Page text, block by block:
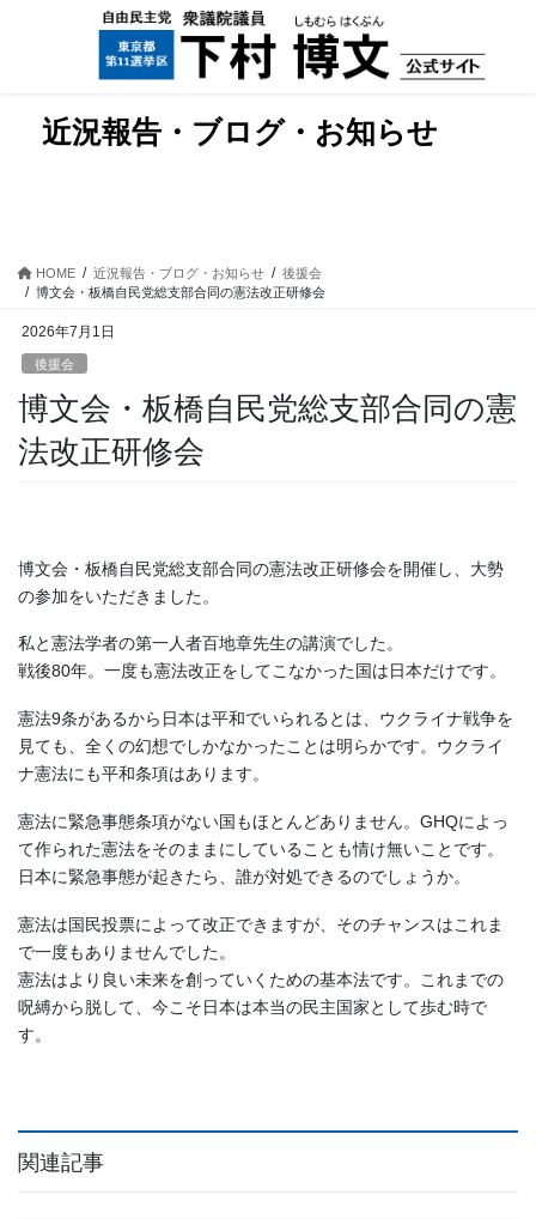
近況報告・ブログ・お知らせ
HOME 近況報告・ブログ・お知らせ
後援会
博文会・板橋自民党総支部合同の憲法改正研修会
2026年7月1日
後援会
博文会・板橋自民党総支部合同の憲
法改正研修会
博文会・板橋自民党総支部合同の憲法改正研修会を開催し、大勢
の参加をいただきました。
私と憲法学者の第一人者百地章先生の講演でした。
戦後80年。一度も憲法改正をしてこなかった国は日本だけです。
憲法9条があるから日本は平和でいられるとは、ウクライナ戦争を
見ても、全くの幻想でしかなかったことは明らかです。ウクライ
ナ憲法にも平和条項はあります。
憲法に緊急事態条項がない国もほとんどありません。GHQによっ
て作られた憲法をそのままにしていることも情け無いことです。
日本に緊急事態が起きたら、誰が対処できるのでしょうか。
憲法は国民投票によって改正できますが、そのチャンスはこれま
で一度もありませんでした。
憲法はより良い未来を創っていくための基本法です。これまでの
呪縛から脱して、今こそ日本は本当の民主国家として歩む時で
す。
関連記事